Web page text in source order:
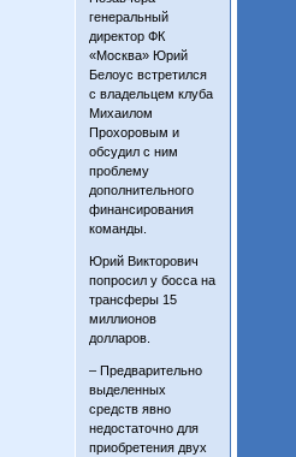
генеральный
директор ФК
«Москва» Юрий
Белоус встретился
с владельцем клуба
Михаилом
Прохоровым и
обсудил с ним
проблему
дополнительного
финансирования
команды.
Юрий Викторович
попросил у босса на
трансферы 15
миллионов
долларов.
– Предварительно
выделенных
средств явно
недостаточно для
приобретения двух